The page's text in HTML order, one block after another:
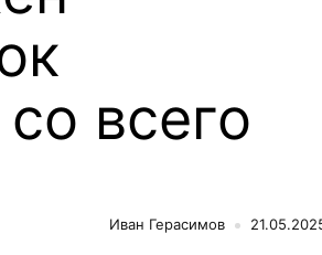
всего
Иван Герасимов